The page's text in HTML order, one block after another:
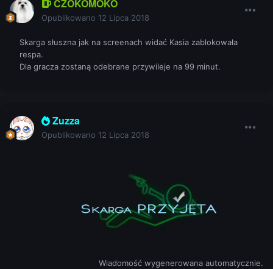
CZOKOMOKO
Opublikowano 12 Lipca 2018
Skarga słuszna jak na screenach widać Kasia zablokowała
respa.
Dla gracza zostaną odebrane przywileje na 99 minut.
Zuzza
Opublikowano 12 Lipca 2018
Wiadomość wygenerowana automatycznie.